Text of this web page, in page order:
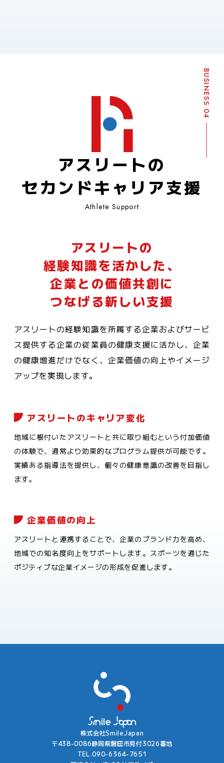
BUSINESS 04
アスリートの
セカンドキャリア支援
Athlete Support
アスリートの
経験知識を活かした、
企業との価値共創に
つなげる新しい支援
アスリートの経験知識を所属する企業およびサービ
ス提供する企業の従業員の健康支援に活かし、企業
の健康増進だけでなく、企業価値の向上やイメージ
アップを実現します。
アスリートのキャリア変化
地域に根付いたアスリートと共に取り組むという付加価値
の体験で、通常より効果的なプログラム提供が可能です。
実績ある指導法を提供し、個々の健康意識の改善を目指し
ます。
企業価値の向上
アスリートと連携することで、企業のブランド力を高め、
地域での知名度向上をサポートします。スポーツを通じた
ポジティブな企業イメージの形成を促進します。
株式会社SmileJapan
〒438-0086静岡県磐田市見付3026番地
TEL.090-6364-7651